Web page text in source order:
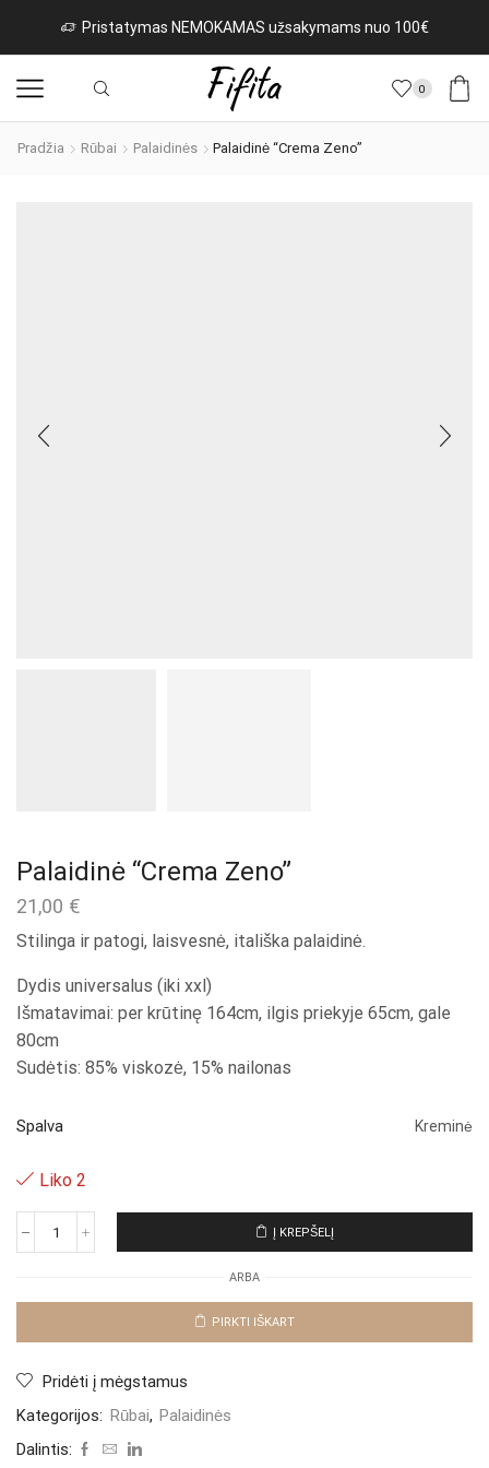
NEMOKAMAS užsakymams nuo 100€ Naujos
0
Pradžia Rūbai Palaidinės Palaidinė “Crema Zeno”
Palaidinė “Crema Zeno”
21,00 €
Stilinga ir patogi, laisvesnė, itališka palaidinė.
Dydis universalus (iki xxl)
Išmatavimai: per krūtinę 164cm, ilgis priekyje 65cm, gale
80cm
Sudėtis: 85% viskozė, 15% nailonas
Spalva Kreminė
Liko 2
produkto
"Crema
Į KREPŠELĮ
ARBA
PIRKTI IŠKART
Pridėti į mėgstamus
Kategorijos: Rūbai, Palaidinės
Dalintis: